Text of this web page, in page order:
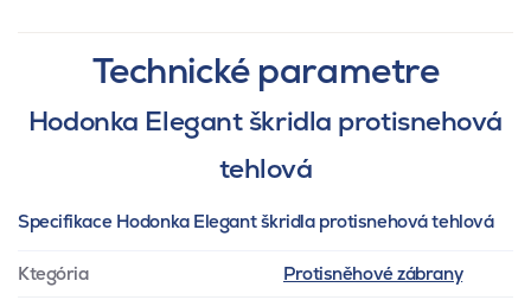
Technické parametre
Hodonka Elegant škridla protisnehová
tehlová
Specifikace Hodonka Elegant škridla protisnehová tehlová
Ktegória Protisněhové zábrany